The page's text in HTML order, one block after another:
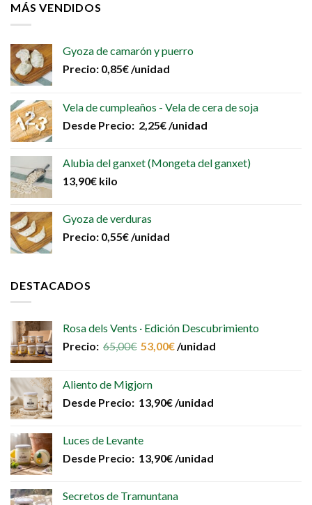
MÁS VENDIDOS
Gyoza de camarón y puerro
Precio: 0,85€/unidad
Vela de cumpleaños - Vela de cera de soja
Desde Precio: 2,25€/unidad
Alubia del ganxet (Mongeta del ganxet)
13,90€ kilo
Gyoza de verduras
Precio: 0,55€/unidad
DESTACADOS
Rosa dels Vents · Edición Descubrimiento
Precio: 65,00€ 53,00€/unidad
Aliento de Migjorn
Desde Precio: 13,90€/unidad
Luces de Levante
Desde Precio: 13,90€/unidad
Secretos de Tramuntana